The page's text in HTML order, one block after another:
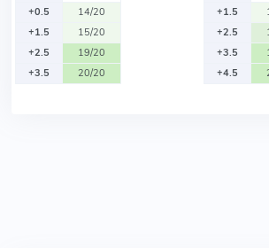
+0.5
14/20
+1.5
15/20
+2.5
19/20
+3.5
20/20
+1.5
+2.5
+3.5
+4.5